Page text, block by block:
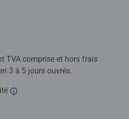
TVA comprise et hors frais
3 à 5 jours ouvrés.